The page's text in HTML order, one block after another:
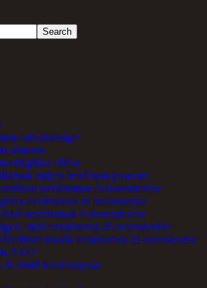
tulajdonságai
hátterek
világítása,fűtése
milyen terrárium javasolt?
terráriumok és berendezése
terráriumok és berendezése
terráriumok és berendezése
sikló terráriumok és berendezése
teknős terráriumok és berendezése
ÁSZF
és hüllő karácsonyra!